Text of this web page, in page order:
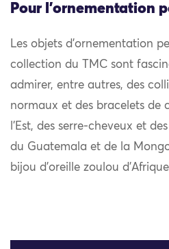
Pour l'ornementation
Les objets d’ornementation
collection du TMC sont
admirer, entre autres, des
normaux et des bracelets de
l’Est, des serre-cheveux et
du Guatemala et de la
bijou d’oreille zoulou